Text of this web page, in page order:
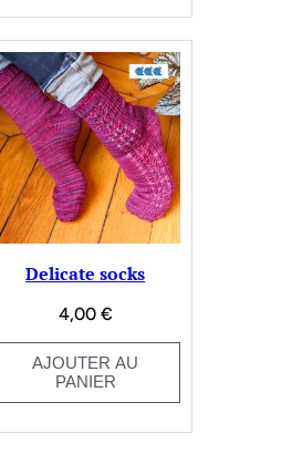
Delicate socks
4,00 €
AJOUTER AU
PANIER